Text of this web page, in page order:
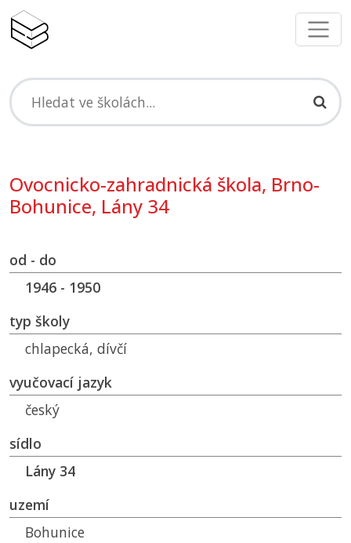
Ovocnicko-zahradnická škola, Brno-
Bohunice, Lány 34
od - do
1946 - 1950
typ školy
chlapecká, dívčí
vyučovací jazyk
český
sídlo
Lány 34
uzemí
Bohunice